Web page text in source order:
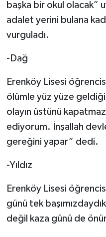
başka bir okul olacak”
adalet yerini bulana
vurguladı.
-Dağ
Erenköy Lisesi
ölümle yüz yüze
olayın üstünü
ediyorum. İnşallah
gereğini yapar” dedi.
-Yıldız
Erenköy Lisesi
günü tek
değil kaza günü de